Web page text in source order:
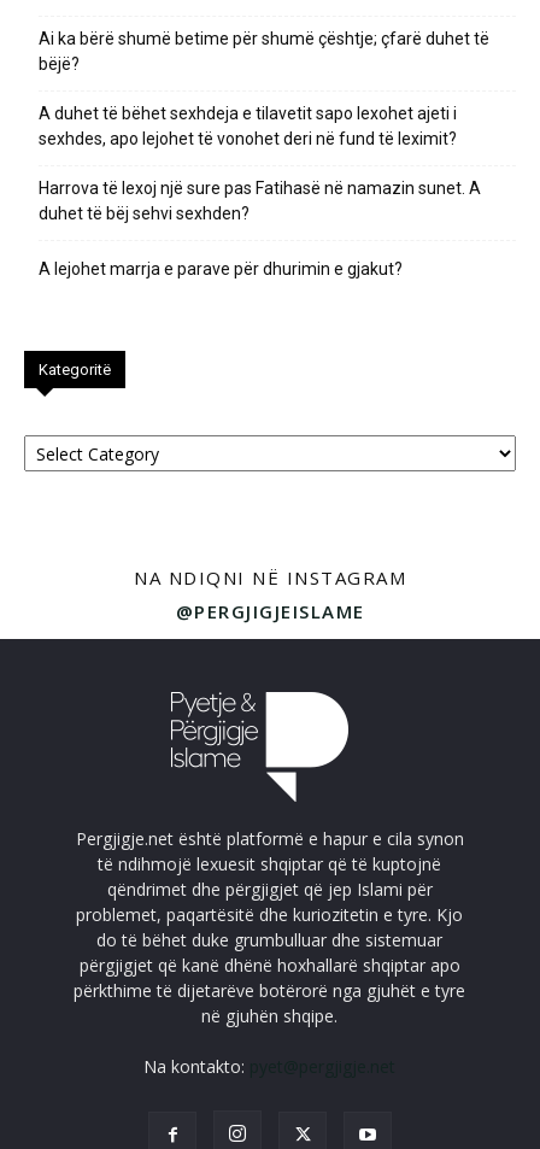
Ai ka bërë shumë betime për shumë çështje; çfarë duhet të
bëjë?
A duhet të bëhet sexhdeja e tilavetit sapo lexohet ajeti i
sexhdes, apo lejohet të vonohet deri në fund të leximit?
Harrova të lexoj një sure pas Fatihasë në namazin sunet. A
duhet të bëj sehvi sexhden?
A lejohet marrja e parave për dhurimin e gjakut?
Kategoritë
Kategoritë
NA NDIQNI NË INSTAGRAM
@PERGJIGJEISLAME
Pergjigje.net është platformë e hapur e cila synon
të ndihmojë lexuesit shqiptar që të kuptojnë
qëndrimet dhe përgjigjet që jep Islami për
problemet, paqartësitë dhe kuriozitetin e tyre. Kjo
do të bëhet duke grumbulluar dhe sistemuar
përgjigjet që kanë dhënë hoxhallarë shqiptar apo
përkthime të dijetarëve botërorë nga gjuhët e tyre
në gjuhën shqipe.
Na kontakto: